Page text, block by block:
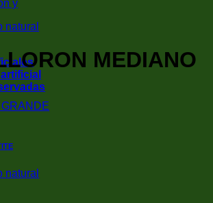
natural
MEDIANO
natural